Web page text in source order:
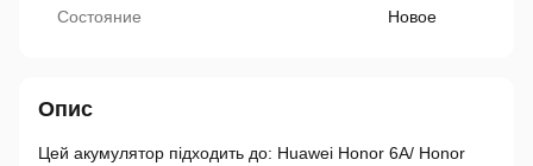
Состояние Новое
Опис
Цей акумулятор підходить до: Huawei Honor 6A/ Honor